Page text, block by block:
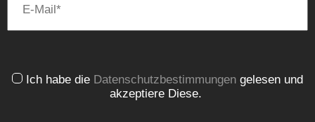
Ich habe die Datenschutzbestimmungen gelesen und
akzeptiere Diese.